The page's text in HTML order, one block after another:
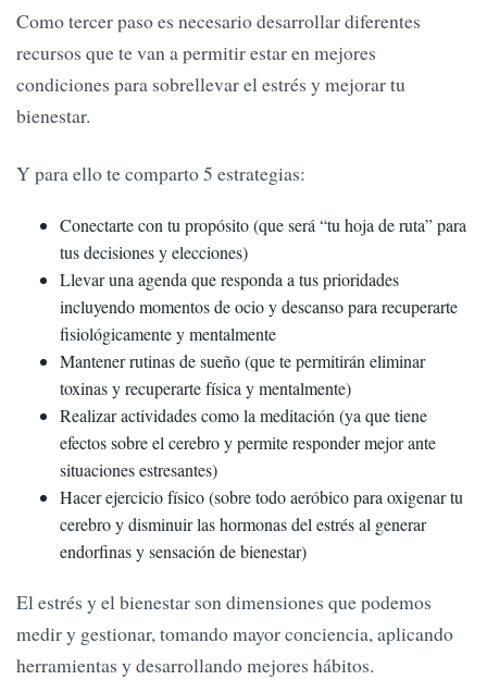
Como tercer paso es necesario desarrollar diferentes
recursos que te van a permitir estar en mejores
condiciones para sobrellevar el estrés y mejorar tu
bienestar.
Y para ello te comparto 5 estrategias:
Conectarte con tu propósito (que será “tu hoja de ruta” para
tus decisiones y elecciones)
Llevar una agenda que responda a tus prioridades
incluyendo momentos de ocio y descanso para recuperarte
fisiológicamente y mentalmente
Mantener rutinas de sueño (que te permitirán eliminar
toxinas y recuperarte física y mentalmente)
Realizar actividades como la meditación (ya que tiene
efectos sobre el cerebro y permite responder mejor ante
situaciones estresantes)
Hacer ejercicio físico (sobre todo aeróbico para oxigenar tu
cerebro y disminuir las hormonas del estrés al generar
endorfinas y sensación de bienestar)
El estrés y el bienestar son dimensiones que podemos
medir y gestionar, tomando mayor conciencia, aplicando
herramientas y desarrollando mejores hábitos.